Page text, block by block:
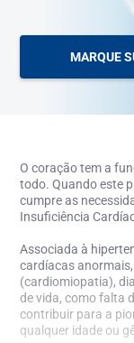
MARQUE
O coração tem a
todo. Quando este
cumpre as
Insuficiência
Associada à
cardíacas
(cardiomiopatia),
de vida, como falta
contribuir para a
qualquer idade ou